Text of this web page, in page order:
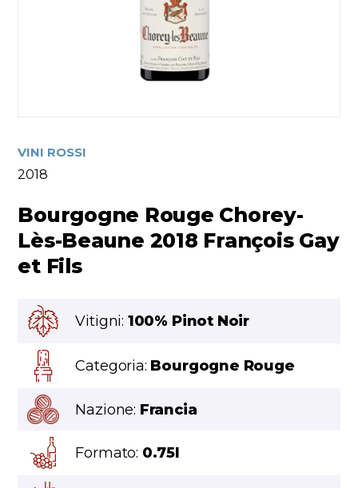
VINI ROSSI
2018
Bourgogne Rouge Chorey-
Lès-Beaune 2018 François Gay
et Fils
Vitigni: 100% Pinot Noir
Categoria: Bourgogne Rouge
Nazione: Francia
Formato: 0.75l